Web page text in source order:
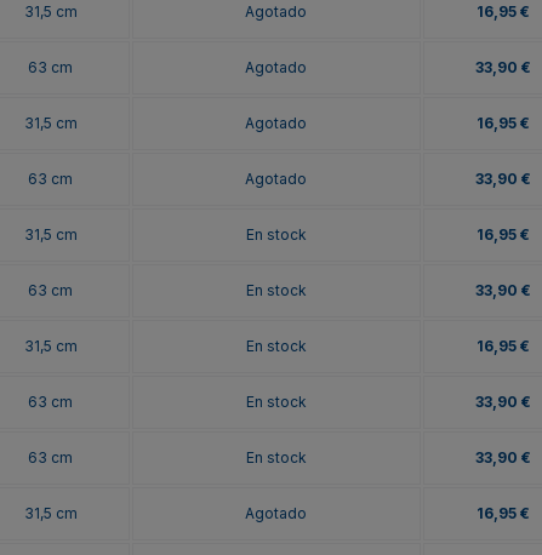
31,5 cm Agotado 16,95 €
63 cm Agotado 33,90 €
31,5 cm Agotado 16,95 €
63 cm Agotado 33,90 €
31,5 cm En stock 16,95 €
63 cm En stock 33,90 €
31,5 cm En stock 16,95 €
63 cm En stock 33,90 €
63 cm En stock 33,90 €
31,5 cm Agotado 16,95 €